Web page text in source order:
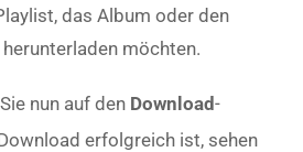
das Album oder den
möchten.
nun auf den Download-
erfolgreich ist, sehen